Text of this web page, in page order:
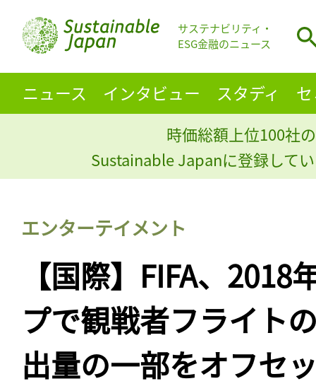
サステナビリティ・
ESG金融のニュース
ニュース インタビュー スタディ
時価総額上位100社
Sustainable Japanに登録して
エンターテイメント
【国際】FIFA、
プで観戦者フライト
出量の一部をオフセ